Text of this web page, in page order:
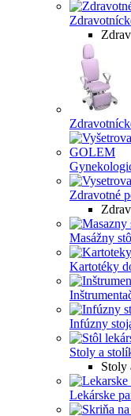
Zdravotné
Masážny
Kartotéky
Infúzny
Stoly a
Stoly
Lekárske